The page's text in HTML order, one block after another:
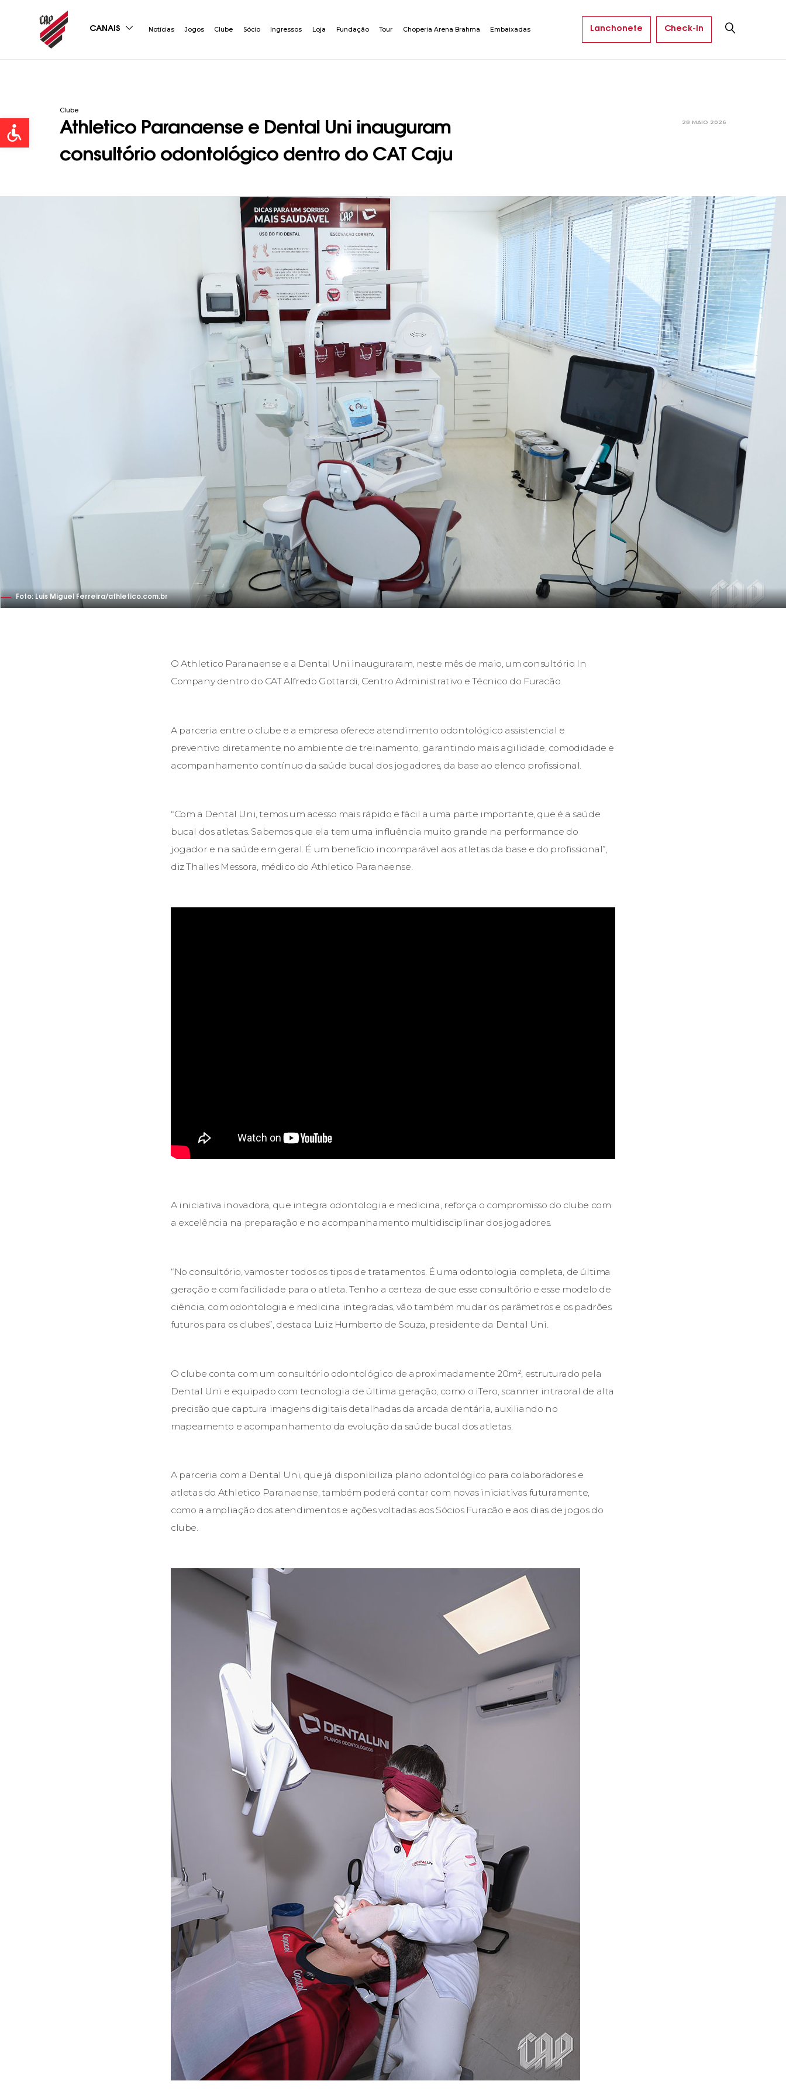
Open toolbar
CANAIS Notícias Jogos Clube Sócio Ingressos Loja Fundação Tour Choperia Arena Brahma Embaixadas Lanchonete Check-in
Clube
Athletico Paranaense e Dental Uni inauguram
consultório odontológico dentro do CAT Caju
28 MAIO 2026
Foto: Luis Miguel Ferreira/athletico.com.br
O Athletico Paranaense e a Dental Uni inauguraram, neste mês de maio, um consultório In
Company dentro do CAT Alfredo Gottardi, Centro Administrativo e Técnico do Furacão.
A parceria entre o clube e a empresa oferece atendimento odontológico assistencial e
preventivo diretamente no ambiente de treinamento, garantindo mais agilidade, comodidade e
acompanhamento contínuo da saúde bucal dos jogadores, da base ao elenco profissional.
“Com a Dental Uni, temos um acesso mais rápido e fácil a uma parte importante, que é a saúde
bucal dos atletas. Sabemos que ela tem uma influência muito grande na performance do
jogador e na saúde em geral. É um benefício incomparável aos atletas da base e do profissional”,
diz Thalles Messora, médico do Athletico Paranaense.
A iniciativa inovadora, que integra odontologia e medicina, reforça o compromisso do clube com
a excelência na preparação e no acompanhamento multidisciplinar dos jogadores.
“No consultório, vamos ter todos os tipos de tratamentos. É uma odontologia completa, de última
geração e com facilidade para o atleta. Tenho a certeza de que esse consultório e esse modelo de
ciência, com odontologia e medicina integradas, vão também mudar os parâmetros e os padrões
futuros para os clubes”, destaca Luiz Humberto de Souza, presidente da Dental Uni.
O clube conta com um consultório odontológico de aproximadamente 20m², estruturado pela
Dental Uni e equipado com tecnologia de última geração, como o iTero, scanner intraoral de alta
precisão que captura imagens digitais detalhadas da arcada dentária, auxiliando no
mapeamento e acompanhamento da evolução da saúde bucal dos atletas.
A parceria com a Dental Uni, que já disponibiliza plano odontológico para colaboradores e
atletas do Athletico Paranaense, também poderá contar com novas iniciativas futuramente,
como a ampliação dos atendimentos e ações voltadas aos Sócios Furacão e aos dias de jogos do
clube.